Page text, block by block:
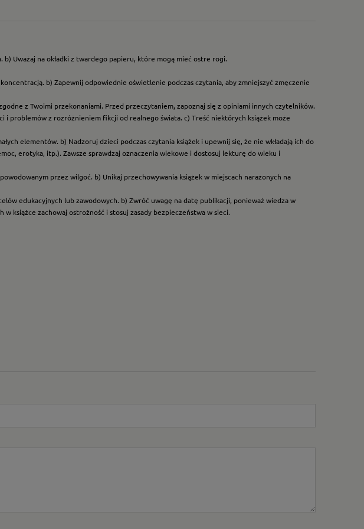
Uważaj na okładki z twardego papieru, które mogą mieć ostre rogi.
b) Zapewnij odpowiednie oświetlenie podczas czytania, aby zmniejszyć zmęczenie
z Twoimi przekonaniami. Przed przeczytaniem, zapoznaj się z opiniami innych czytelników.
problemów z rozróżnieniem fikcji od realnego świata. c) Treść niektórych książek może
elementów. b) Nadzoruj dzieci podczas czytania książek i upewnij się, że nie wkładają ich do
erotyka, itp.). Zawsze sprawdzaj oznaczenia wiekowe i dostosuj lekturę do wieku i
przez wilgoć. b) Unikaj przechowywania książek w miejscach narażonych na
edukacyjnych lub zawodowych. b) Zwróć uwagę na datę publikacji, ponieważ wiedza w
książce zachowaj ostrożność i stosuj zasady bezpieczeństwa w sieci.